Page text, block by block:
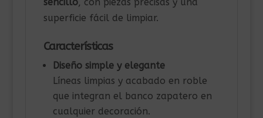
superficie fácil de limpiar.
Características
Diseño simple y elegante
Líneas limpias y acabado en roble
que integran el banco zapatero en
cualquier decoración.